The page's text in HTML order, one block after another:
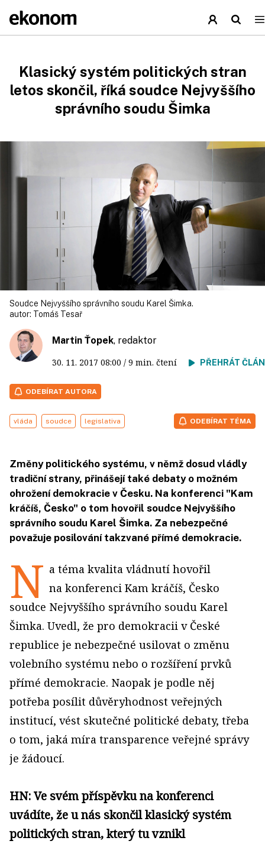
Klasický systém politických stran
letos skončil, říká soudce Nejvyššího
správního soudu Šimka
Soudce Nejvyššího správního soudu Karel Šimka.
autor: Tomáš Tesař
Martin Ťopek, redaktor
30. 11. 2017 08:00 / 9 min. čtení PŘEHRÁT
ODEBÍRAT AUTORA
vláda soudce legislativa ODEBÍRAT TÉMA
Změny politického systému, v němž dosud vládly
tradiční strany, přinášejí také debaty o možném
ohrožení demokracie v Česku. Na konferenci "Kam
kráčíš, Česko" o tom hovořil soudce Nejvyššího
správního soudu Karel Šimka. Za nebezpečné
považuje posilování takzvané přímé demokracie.
N a téma kvalita vládnutí hovořil
na konferenci Kam kráčíš, Česko
soudce Nejvyššího správního soudu Karel
Šimka. Uvedl, že pro demokracii v České
republice je nebezpečné usilovat o změnu
volebního systému nebo o rozšíření prvků
přímé demokracie. Naopak je podle něj
potřeba posílit důvěryhodnost veřejných
institucí, vést skutečné politické debaty, třeba
o tom, jaká míra transparence veřejné správy
je žádoucí.
HN: Ve svém příspěvku na konferenci
uvádíte, že u nás skončil klasický systém
politických stran, který tu vznikl